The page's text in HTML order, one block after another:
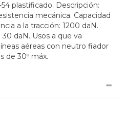
plastificado. Descripción:
mecánica. Capacidad
a la tracción: 1200 daN.
daN. Usos a que va
aéreas con neutro fiador
de 30º máx.